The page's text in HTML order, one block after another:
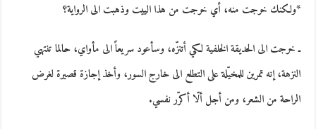
*ولكنك خرجت منه، أي خرجت من هذا الييت وذهبت الى الرواية؟
ـ خرجت الى الحديقة الخلفية لكي أتنزّه، وسأعود سريعاً الى مأواي، حالما تنتهي
النزهة، إنه تمرين للمخيّلة على التطلع الى خارج السور، وأخذ إجازة قصيرة لغرض
الراحة من الشعر، ومن أجل ألّا أكرّر نفسي.